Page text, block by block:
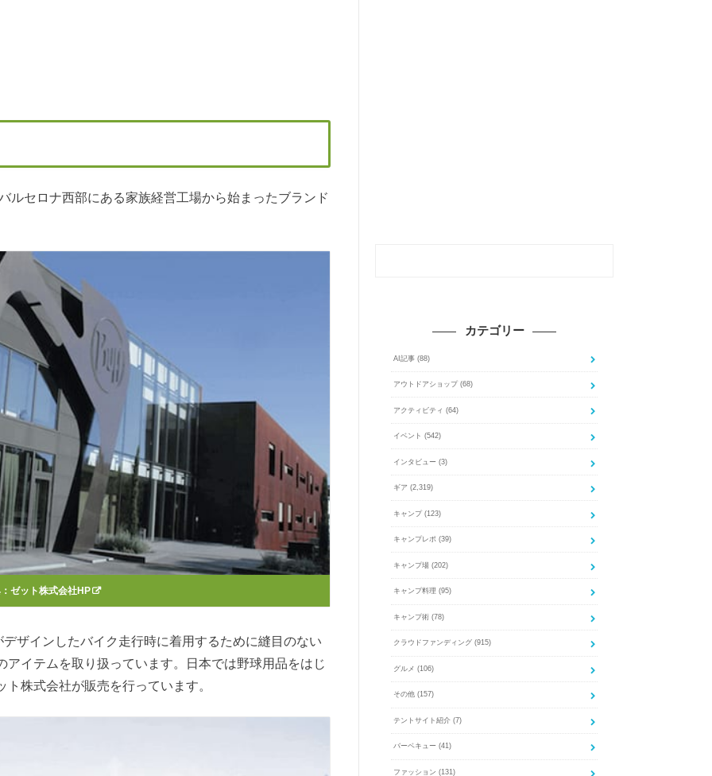
ルセロナ西部にある家族経営工場から始まったブランド
ゼット株式会社HP
ザインしたバイク走行時に着用するために縫目のない
イテムを取り扱っています。日本では野球用品をはじ
株式会社が販売を行っています。
カテゴリー
AI記事 (88)
アウトドアショップ (68)
アクティビティ (64)
イベント (542)
インタビュー (3)
ギア (2,319)
キャンプ (123)
キャンプレポ (39)
キャンプ場 (202)
キャンプ料理 (95)
キャンプ術 (78)
クラウドファンディング (915)
グルメ (106)
その他 (157)
テントサイト紹介 (7)
バーベキュー (41)
ファッション (131)